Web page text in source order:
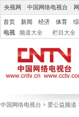
央视网 中国网络电视台
首页 新闻 经济 体育
电视
频道大全 栏目大全
中国网络电视台 > 爱公益频道